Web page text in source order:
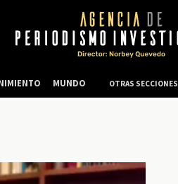
MUNDO OTRAS SECCIONES